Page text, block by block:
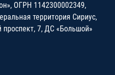
ОГРН 1142300002349,
территория Сириус,
проспект, 7, ДС «Большой»